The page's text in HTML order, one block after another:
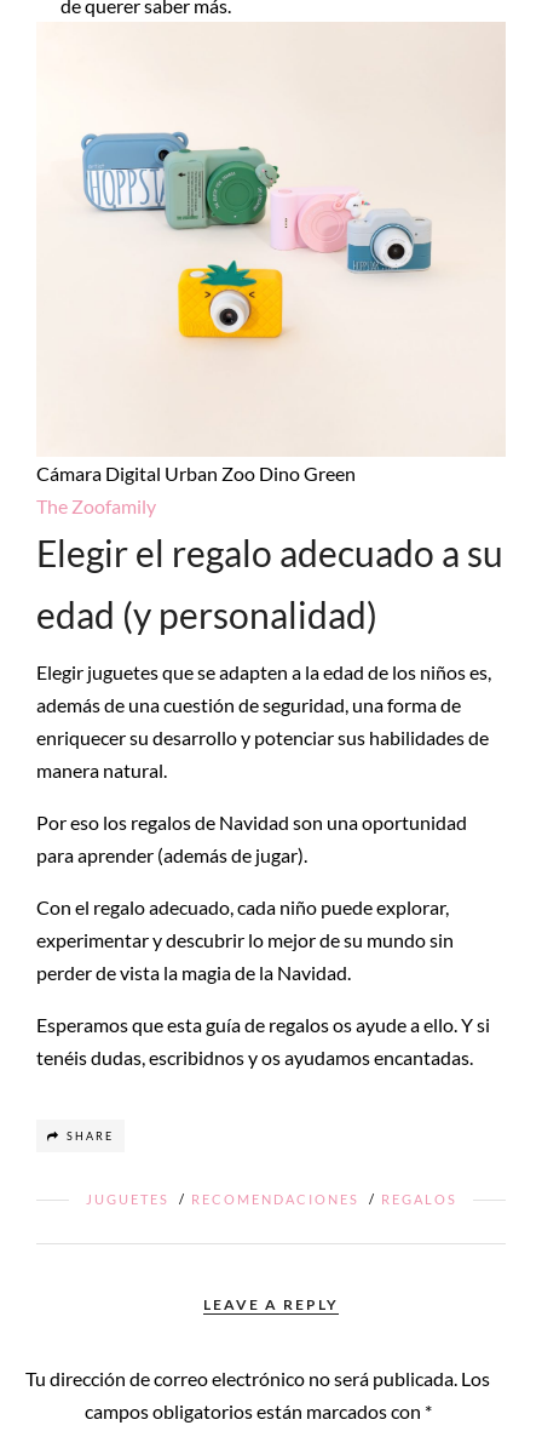
de querer saber más.
Cámara Digital Urban Zoo Dino Green
The Zoofamily
Elegir el regalo adecuado a su
edad (y personalidad)
Elegir juguetes que se adapten a la edad de los niños es,
además de una cuestión de seguridad, una forma de
enriquecer su desarrollo y potenciar sus habilidades de
manera natural.
Por eso los regalos de Navidad son una oportunidad
para aprender (además de jugar).
Con el regalo adecuado, cada niño puede explorar,
experimentar y descubrir lo mejor de su mundo sin
perder de vista la magia de la Navidad.
Esperamos que esta guía de regalos os ayude a ello. Y si
tenéis dudas, escribidnos y os ayudamos encantadas.
SHARE
JUGUETES / RECOMENDACIONES / REGALOS
LEAVE A REPLY
Tu dirección de correo electrónico no será publicada. Los
campos obligatorios están marcados con *